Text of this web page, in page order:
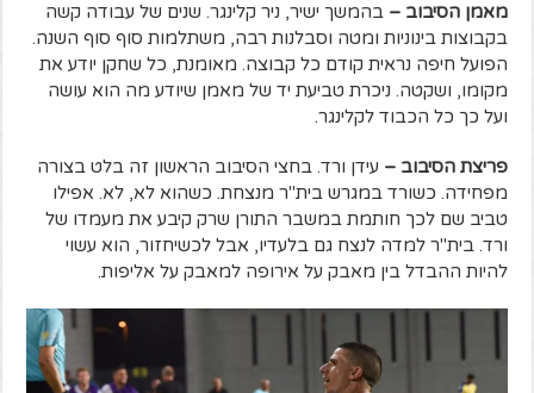
מאמן הסיבוב –בהמשך ישיר, ניר קלינגר. שנים של עבודה קשה
בקבוצות בינוניות ומטה וסבלנות רבה, משתלמות סוף סוף השנה.
הפועל חיפה נראית קודם כל קבוצה. מאומנת, כל שחקן יודע את
מקומו, ושקטה. ניכרת טביעת יד של מאמן שיודע מה הוא עושה
ועל כך כל הכבוד לקלינגר.
פריצת הסיבוב – עידן ורד. בחצי הסיבוב הראשון זה בלט בצורה
מפחידה. כשורד במגרש בית"ר מנצחת. כשהוא לא, לא. אפילו
טביב שם לכך חותמת במשבר התורן שרק קיבע את מעמדו של
ורד. בית"ר למדה לנצח גם בלעדיו, אבל לכשיחזור, הוא עשוי
להיות ההבדל בין מאבק על אירופה למאבק על אליפות.